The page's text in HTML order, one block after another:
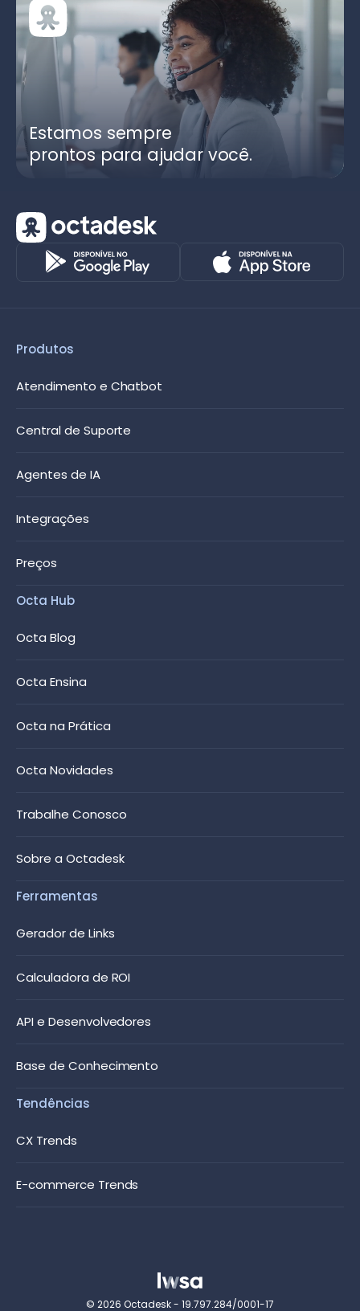
Estamos sempre
prontos para ajudar você.
Produtos
Atendimento e Chatbot
Central de Suporte
Agentes de IA
Integrações
Preços
Octa Hub
Octa Blog
Octa Ensina
Octa na Prática
Octa Novidades
Trabalhe Conosco
Sobre a Octadesk
Ferramentas
Gerador de Links
Calculadora de ROI
API e Desenvolvedores
Base de Conhecimento
Tendências
CX Trends
E-commerce Trends
© 2026 Octadesk - 19.797.284/0001-17